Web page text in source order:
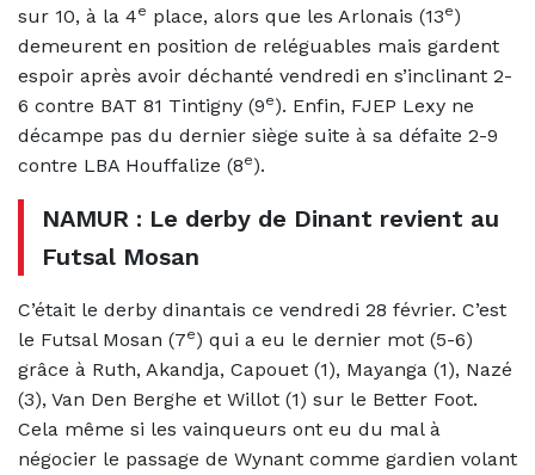
sur 10, à la 4e place, alors que les Arlonais (13e)
demeurent en position de reléguables mais gardent
espoir après avoir déchanté vendredi en s’inclinant 2-
6 contre BAT 81 Tintigny (9e). Enfin, FJEP Lexy ne
décampe pas du dernier siège suite à sa défaite 2-9
contre LBA Houffalize (8e).
NAMUR : Le derby de Dinant revient au
Futsal Mosan
C’était le derby dinantais ce vendredi 28 février. C’est
le Futsal Mosan (7e) qui a eu le dernier mot (5-6)
grâce à Ruth, Akandja, Capouet (1), Mayanga (1), Nazé
(3), Van Den Berghe et Willot (1) sur le Better Foot.
Cela même si les vainqueurs ont eu du mal à
négocier le passage de Wynant comme gardien volant